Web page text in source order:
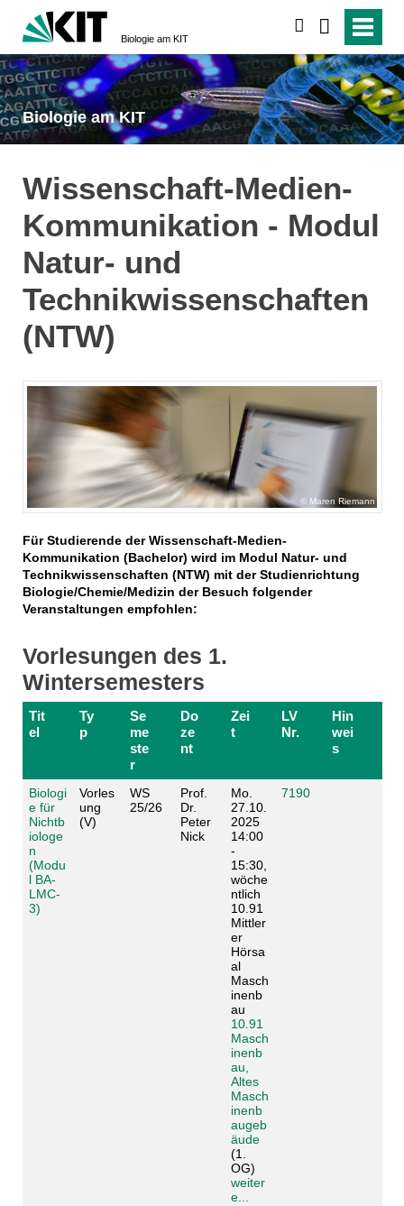
Biologie am KIT
Biologie am KIT
Wissenschaft-Medien-
Kommunikation - Modul
Natur- und
Technikwissenschaften
(NTW)
Maren Riemann
Für Studierende der Wissenschaft-Medien-
Kommunikation (Bachelor) wird im Modul Natur- und
Technikwissenschaften (NTW) mit der Studienrichtung
Biologie/Chemie/Medizin der Besuch folgender
Veranstaltungen empfohlen:
Vorlesungen des 1.
Wintersemesters
Tit
el
Ty
p
Se
me
ste
r
Do
ze
nt
Zei
t
LV
Nr.
Hin
wei
s
Biologi
e für
Nichtb
iologe
n
(Modu
l BA-
LMC-
3)
Vorles
ung
(V)
WS
25/26
Prof.
Dr.
Peter
Nick
Mo.
27.10.
2025
14:00
-
15:30,
wöche
ntlich
10.91
Mittler
er
Hörsa
al
Masch
inenb
au
10.91
Masch
inenb
au,
Altes
Masch
inenb
augeb
äude
(1.
OG)
weiter
e...
7190